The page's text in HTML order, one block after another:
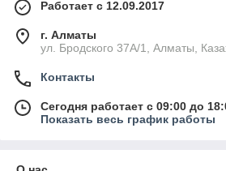
Работает с 12.09.2017
г. Алматы
ул. Бродского 37А/1, Алматы,
Контакты
Сегодня работает с 09:00 до
Показать весь график работы